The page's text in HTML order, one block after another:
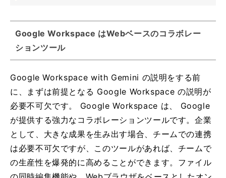
Google Workspace はWebベースのコラボレー
ションツール
Google Workspace with Gemini の説明をする前
に、まずは前提となる Google Workspace の説明が
必要不可欠です。 Google Workspace は、 Google
が提供する強力なコラボレーションツールです。企業
として、大きな成果を生み出す場合、チームでの連携
は必要不可欠ですが、このツールがあれば、チームで
の生産性を爆発的に高めることができます。ファイル